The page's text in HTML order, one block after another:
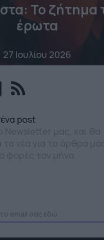
Το ζήτημα
έρωτα
27 Ιουλίου 2026
post